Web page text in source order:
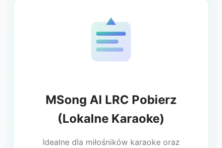
MSong AI LRC Pobierz
(Lokalne Karaoke)
Idealne dla miłośników karaoke oraz